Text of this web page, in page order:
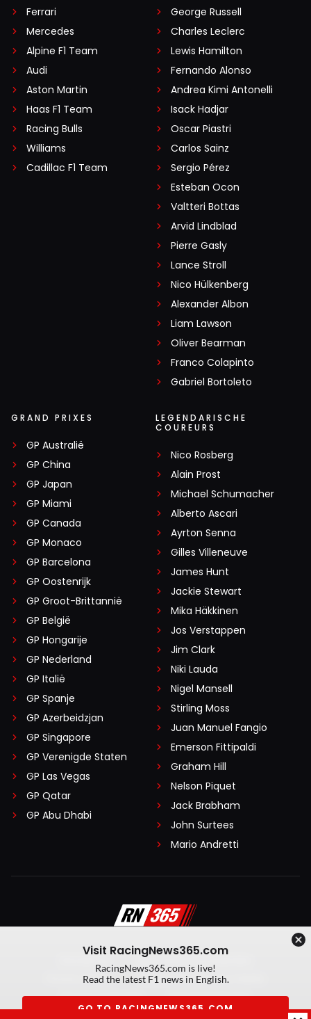
Ferrari
Mercedes
Alpine F1 Team
Audi
Aston Martin
Haas F1 Team
Racing Bulls
Williams
Cadillac F1 Team
George Russell
Charles Leclerc
Lewis Hamilton
Fernando Alonso
Andrea Kimi Antonelli
Isack Hadjar
Oscar Piastri
Carlos Sainz
Sergio Pérez
Esteban Ocon
Valtteri Bottas
Arvid Lindblad
Pierre Gasly
Lance Stroll
Nico Hülkenberg
Alexander Albon
Liam Lawson
Oliver Bearman
Franco Colapinto
Gabriel Bortoleto
GRAND PRIXES
GP Australië
GP China
GP Japan
GP Miami
GP Canada
GP Monaco
GP Barcelona
GP Oostenrijk
GP Groot-Brittannië
GP België
GP Hongarije
GP Nederland
GP Italië
GP Spanje
GP Azerbeidzjan
GP Singapore
GP Verenigde Staten
GP Las Vegas
GP Qatar
GP Abu Dhabi
LEGENDARISCHE
COUREURS
Nico Rosberg
Alain Prost
Michael Schumacher
Alberto Ascari
Ayrton Senna
Gilles Villeneuve
James Hunt
Jackie Stewart
Mika Häkkinen
Jos Verstappen
Jim Clark
Niki Lauda
Nigel Mansell
Stirling Moss
Juan Manuel Fangio
Emerson Fittipaldi
Graham Hill
Nelson Piquet
Jack Brabham
John Surtees
Mario Andretti
Algemene voorwaarden
Privacy Policy
Created by On Your Marks
Privacy manager
Kansspeluitingen
Visit RacingNews365.com
RacingNews365.com is live!
Read the latest F1 news in English.
GO TO RACINGNEWS365.COM